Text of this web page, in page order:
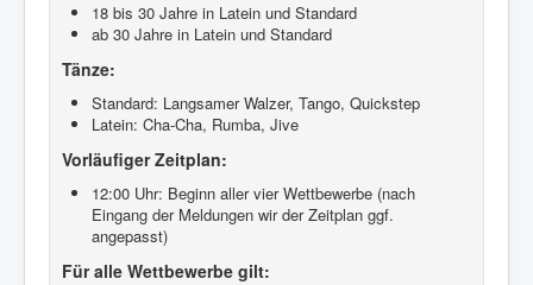
18 bis 30 Jahre in Latein und Standard
ab 30 Jahre in Latein und Standard
Tänze:
Standard: Langsamer Walzer, Tango, Quickstep
Latein: Cha-Cha, Rumba, Jive
Vorläufiger Zeitplan:
12:00 Uhr: Beginn aller vier Wettbewerbe (nach
Eingang der Meldungen wir der Zeitplan ggf.
angepasst)
Für alle Wettbewerbe gilt: